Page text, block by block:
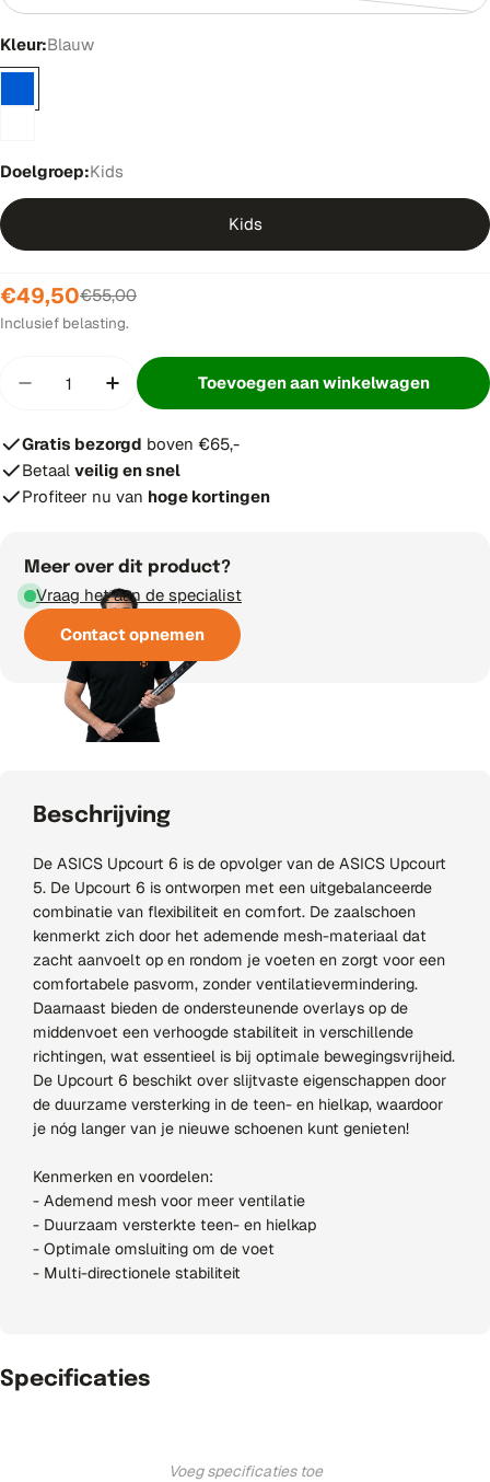
Kleur:Blauw
Doelgroep:Kids
Kids
Verkoopprijs
€49,50
Normale
prijs
€55,00
Inclusief belasting.
Hoeveelheid verminderen voor Asics Upcourt 6
Verhoog aantal voor Asics Upcourt 6
Toevoegen aan winkelwagen
Gratis bezorgd boven €65,-
Betaal veilig en snel
Profiteer nu van hoge kortingen
Meer over dit product?
Vraag het aan de specialist
Contact opnemen
Beschrijving
De ASICS Upcourt 6 is de opvolger van de ASICS Upcourt
5. De Upcourt 6 is ontworpen met een uitgebalanceerde
combinatie van flexibiliteit en comfort. De zaalschoen
kenmerkt zich door het ademende mesh-materiaal dat
zacht aanvoelt op en rondom je voeten en zorgt voor een
comfortabele pasvorm, zonder ventilatievermindering.
Daarnaast bieden de ondersteunende overlays op de
middenvoet een verhoogde stabiliteit in verschillende
richtingen, wat essentieel is bij optimale bewegingsvrijheid.
De Upcourt 6 beschikt over slijtvaste eigenschappen door
de duurzame versterking in de teen- en hielkap, waardoor
je nóg langer van je nieuwe schoenen kunt genieten!
Kenmerken en voordelen:
- Ademend mesh voor meer ventilatie
- Duurzaam versterkte teen- en hielkap
- Optimale omsluiting om de voet
- Multi-directionele stabiliteit
Specificaties
Voeg specificaties toe